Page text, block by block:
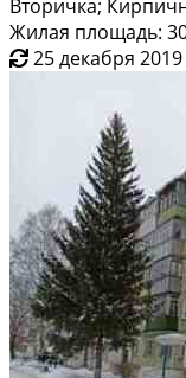
Вторичка;
Жилая площадь:
25 декабря 2019